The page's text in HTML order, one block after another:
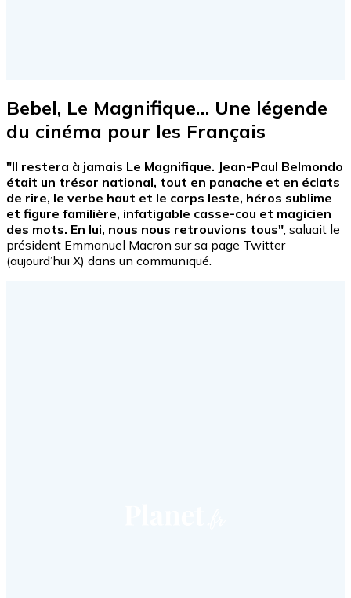
Bebel, Le Magnifique… Une légende
du cinéma pour les Français
"Il restera à jamais Le Magnifique. Jean-Paul Belmondo
était un trésor national, tout en panache et en éclats
de rire, le verbe haut et le corps leste, héros sublime
et figure familière, infatigable casse-cou et magicien
des mots. En lui, nous nous retrouvions tous" , saluait le
président Emmanuel Macron sur sa page Twitter
(aujourd’hui X) dans un communiqué.